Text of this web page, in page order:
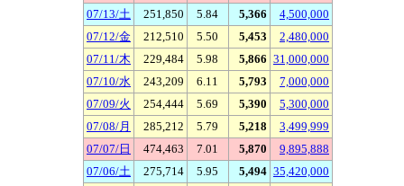
07/13/土
251,850 5.84 5,366
4,500,000
07/12/金
212,510 5.50 5,453
2,480,000
07/11/木
229,484 5.98 5,866 31,000,000
07/10/水
243,209 6.11 5,793
7,000,000
07/09/火
254,444 5.69 5,390
5,300,000
07/08/月
285,212 5.79 5,218
3,499,999
07/07/日
474,463 7.01 5,870
9,895,888
07/06/土
275,714 5.95 5,494 35,420,000